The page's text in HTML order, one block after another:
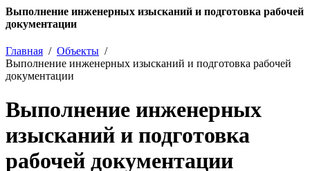
Выполнение инженерных изысканий и подготовка рабочей
документации
Главная
Объекты
Выполнение инженерных изысканий и подготовка рабочей
документации
Выполнение инженерных
изысканий и подготовка
рабочей документации